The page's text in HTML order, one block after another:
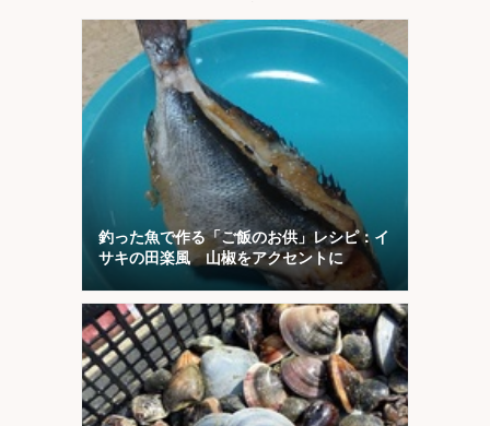
釣った魚で作る「ご飯のお供」レシピ：イ
サキの田楽風 山椒をアクセントに